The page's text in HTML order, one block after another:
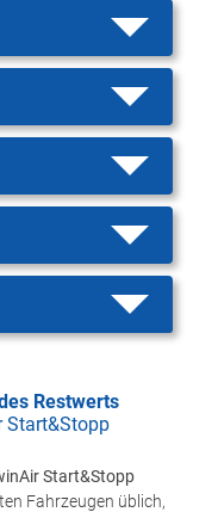
Restwerts
Start&Stopp
Start&Stopp
Fahrzeugen üblich,